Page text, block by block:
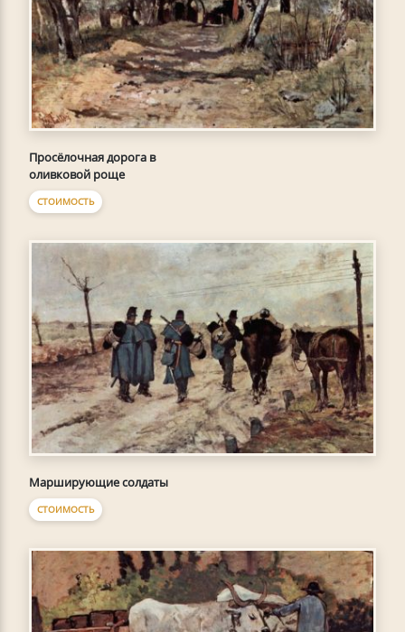
Просёлочная дорога в
оливковой роще
СТОИМОСТЬ
Марширующие солдаты
СТОИМОСТЬ